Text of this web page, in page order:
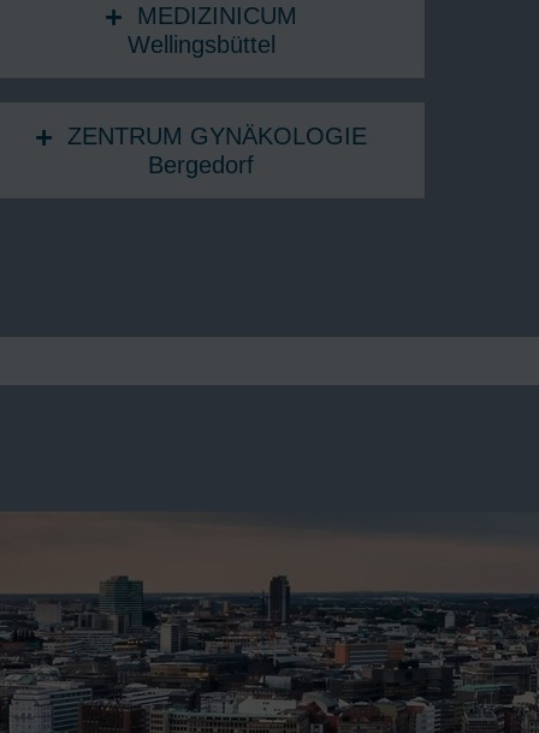
MEDIZINICUM
Wellingsbüttel
ZENTRUM GYNÄKOLOGIE
Bergedorf